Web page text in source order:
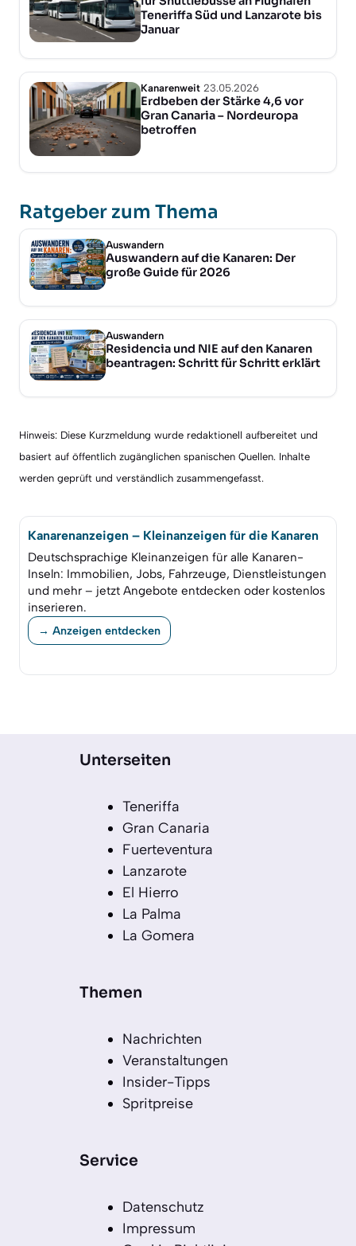
Teneriffa Süd und Lanzarote bis
Januar
Kanarenweit 23.05.2026
Erdbeben der Stärke 4,6 vor
Gran Canaria – Nordeuropa
betroffen
Ratgeber zum Thema
Auswandern
Auswandern auf die Kanaren: Der
große Guide für 2026
Auswandern
Residencia und NIE auf den Kanaren
beantragen: Schritt für Schritt erklärt
Hinweis: Diese Kurzmeldung wurde redaktionell aufbereitet und
basiert auf öffentlich zugänglichen spanischen Quellen. Inhalte
werden geprüft und verständlich zusammengefasst.
Kanarenanzeigen – Kleinanzeigen für die Kanaren
Deutschsprachige Kleinanzeigen für alle Kanaren-
Inseln: Immobilien, Jobs, Fahrzeuge, Dienstleistungen
und mehr – jetzt Angebote entdecken oder kostenlos
inserieren.
→ Anzeigen entdecken
Unterseiten
Teneriffa
Gran Canaria
Fuerteventura
Lanzarote
El Hierro
La Palma
La Gomera
Themen
Nachrichten
Veranstaltungen
Insider-Tipps
Spritpreise
Service
Datenschutz
Impressum